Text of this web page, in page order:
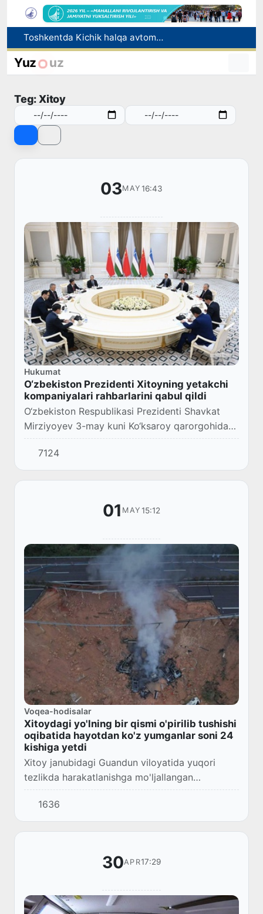
Toshkentda Kichik halqa avtomobil yoʻlining bir qismida harakat vaqtincha cheklanadi
Chorvachilik sohasida subsidiyalar ajratiladi
Toshkentda PPX inspektori 13 yoshli bolani qutqarib qoldi
Yuz uz
Teg: Xitoy
03MAY 16:43
Hukumat
O‘zbekiston Prezidenti Xitoyning yetakchi
kompaniyalari rahbarlarini qabul qildi
O‘zbekiston Respublikasi Prezidenti Shavkat
Mirziyoyev 3-may kuni Ko‘ksaroy qarorgohida
uchinchi Toshkent investitsiya forumi doirasida
Xitoyning yetakchi kompaniyalari rahbarlari...
7124
01 MAY 15:12
Voqea-hodisalar
Xitoydagi yo'lning bir qismi o'pirilib tushishi
oqibatida hayotdan ko'z yumganlar soni 24
kishiga yetdi
Xitoy janubidagi Guandun viloyatida yuqori
tezlikda harakatlanishga mo'ljallangan
magistralning bir qismining o'pirilib tushishi
oqibatida kamida 24 kishi halok bo'ldi. Bu
haqda Xi...
1636
30APR17:29